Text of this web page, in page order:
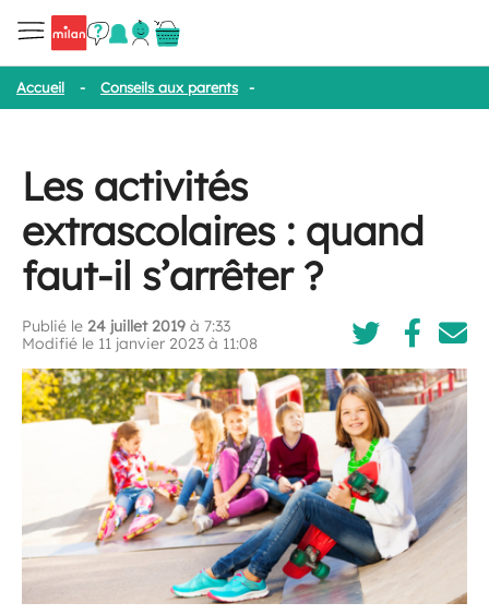
Accueil - Conseils aux parents -
Les activités
extrascolaires : quand
faut-il s’arrêter ?
Publié le 24 juillet 2019 à 7:33
Modifié le 11 janvier 2023 à 11:08